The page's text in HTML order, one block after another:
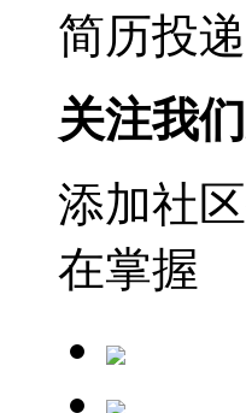
简历投递
关注我
添加社
在掌握